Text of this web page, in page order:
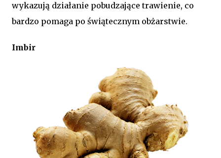
wykazują działanie pobudzające trawienie, co
bardzo pomaga po świątecznym obżarstwie.
Imbir